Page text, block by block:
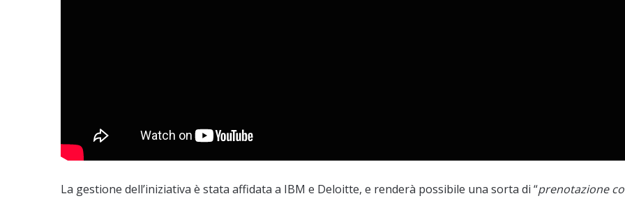
La gestione dell’iniziativa è stata affidata a IBM e Deloitte, e renderà possibile una sorta di “prenotazione